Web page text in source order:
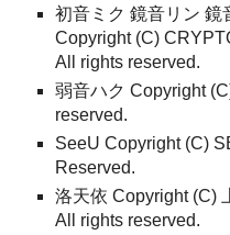
初音ミク 鏡音リン 鏡
Copyright (C)
All rights reserved.
弱音ハク Copyright
reserved.
SeeU Copyright (C)
Reserved.
洛天依 Copyright (C)
All rights reserved.